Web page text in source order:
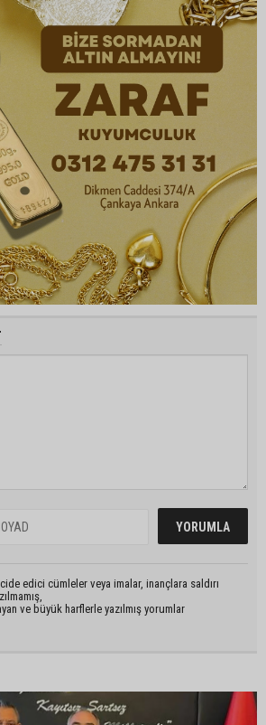
edici cümleler veya imalar, inançlara saldırı
ve büyük harflerle yazılmış yorumlar